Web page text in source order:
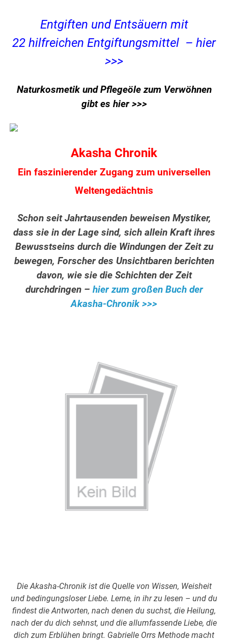
Entgiften und Entsäuern mit
22 hilfreichen Entgiftungsmittel – hier
>>>
Naturkosmetik und Pflegeöle zum Verwöhnen
gibt es hier >>>
Akasha Chronik
Ein faszinierender Zugang zum universellen
Weltengedächtnis
Schon seit Jahrtausenden beweisen Mystiker,
dass sie in der Lage sind, sich allein Kraft ihres
Bewusstseins durch die Windungen der Zeit zu
bewegen, Forscher des Unsichtbaren berichten
davon, wie sie die Schichten der Zeit
durchdringen – hier zum großen Buch der
Akasha-Chronik >>>
Die Akasha-Chronik ist die Quelle von Wissen, Weisheit
und bedingungsloser Liebe. Lerne, in ihr zu lesen – und du
findest die Antworten, nach denen du suchst, die Heilung,
nach der du dich sehnst, und die allumfassende Liebe, die
dich zum Erblühen bringt. Gabrielle Orrs Methode macht